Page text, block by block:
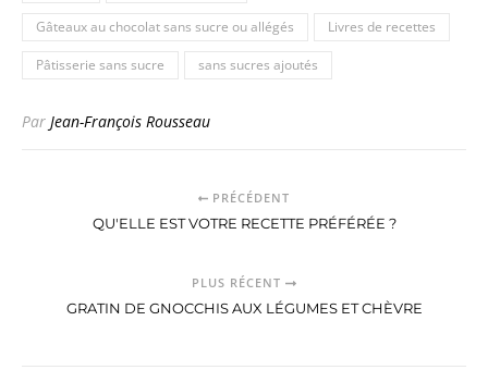
Gâteaux au chocolat sans sucre ou allégés Livres de recettes
Pâtisserie sans sucre sans sucres ajoutés
Par Jean-François Rousseau
PRÉCÉDENT
QU'ELLE EST VOTRE RECETTE PRÉFÉRÉE ?
PLUS RÉCENT
GRATIN DE GNOCCHIS AUX LÉGUMES ET CHÈVRE